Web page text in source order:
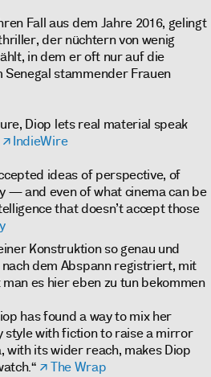
Fall aus dem Jahre 2016, gelingt
der nüchtern von wenig
in dem er oft nur auf die
stammender Frauen
Diop lets real material speak
IndieWire
ideas of perspective, of
— and even of what cinema can be
that doesn’t accept those
Konstruktion so genau und
dem Abspann registriert, mit
es hier eben zu tun bekommen
has found a way to mix her
with fiction to raise a mirror
with its wider reach, makes Diop
The Wrap